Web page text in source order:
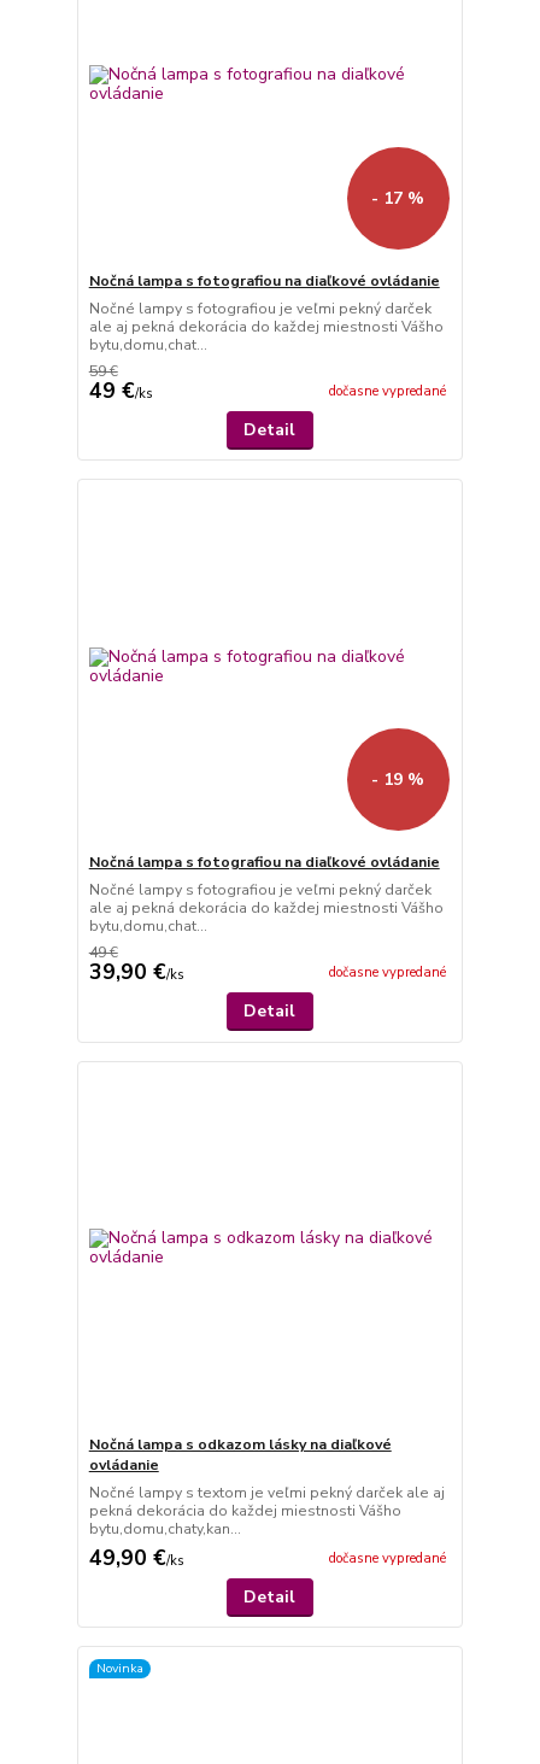
- 17 %
Nočná lampa s fotografiou na diaľkové ovládanie
Nočné lampy s fotografiou je veľmi pekný darček
ale aj pekná dekorácia do každej miestnosti Vášho
bytu,domu,chat...
59 €
49 €/ks dočasne vypredané
Detail
- 19 %
Nočná lampa s fotografiou na diaľkové ovládanie
Nočné lampy s fotografiou je veľmi pekný darček
ale aj pekná dekorácia do každej miestnosti Vášho
bytu,domu,chat...
49 €
39,90 €/ks dočasne vypredané
Detail
Nočná lampa s odkazom lásky na diaľkové
ovládanie
Nočné lampy s textom je veľmi pekný darček ale aj
pekná dekorácia do každej miestnosti Vášho
bytu,domu,chaty,kan...
49,90 €/ks dočasne vypredané
Detail
Novinka